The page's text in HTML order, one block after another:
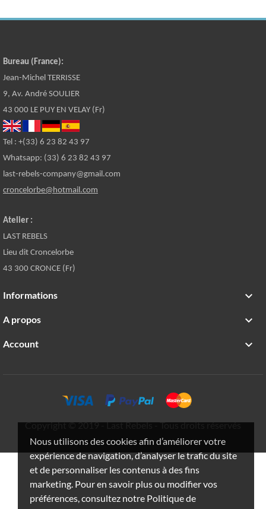
Nous utilisons des cookies afin d’améliorer votre
expérience de navigation, d’analyser le trafic du site
et de personnaliser les contenus à des fins
marketing. Pour en savoir plus ou modifier vos
préférences, consultez notre Politique de
Bureau (France):
Jean-Michel TERRISSE
9, Av. André SOULIER
43 000 LE PUY EN VELAY (Fr)
Tel : +(33) 6 23 82 43 97
Whatsapp: (33) 6 23 82 43 97
last-rebels-company@gmail.com
croncelorbe@hotmail.com
Atelier :
LAST REBELS
Lieu dit Croncelorbe
43 300 CRONCE (Fr)
Informations 
A propos 
Account 
Copyright © 2019 - Last Rebels - Tous droits réservés